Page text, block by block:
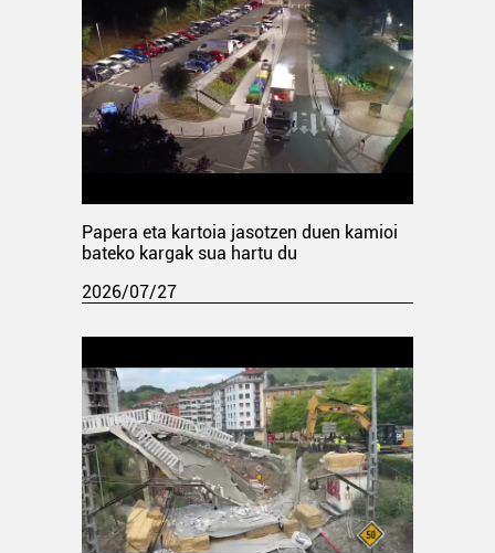
Papera eta kartoia jasotzen duen kamioi
bateko kargak sua hartu du
2026/07/27